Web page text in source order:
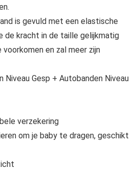
is gevuld met een elastische
de kracht in de taille gelijkmatig
en zal meer zijn
Niveau Gesp + Autobanden Niveau
verzekering
om je baby te dragen, geschikt